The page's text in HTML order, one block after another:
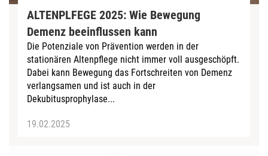
ALTENPLFEGE 2025: Wie Bewegung
Demenz beeinflussen kann
Die Potenziale von Prävention werden in der
stationären Altenpflege nicht immer voll ausgeschöpft.
Dabei kann Bewegung das Fortschreiten von Demenz
verlangsamen und ist auch in der
Dekubitusprophylase...
19.02.2025